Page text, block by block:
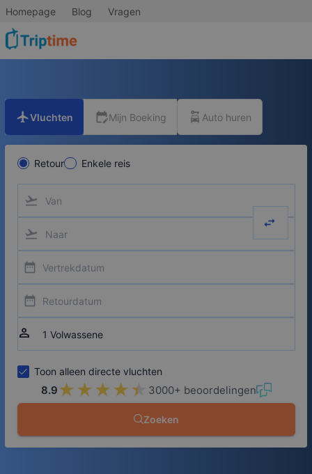
Homepage Blog Vragen
flightVluchten edit_calendarMijn Boeking car_rental Auto huren
Retour Enkele reis
flight_takeoff
flight_takeoff
date_range
date_range
person
Toon alleen directe vluchten
8.9 ★★★★★
★★★★★ 3000+ beoordelingen
Zoeken